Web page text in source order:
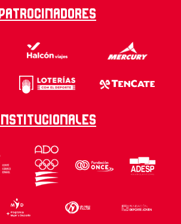
Patrocinadores
Institucionales